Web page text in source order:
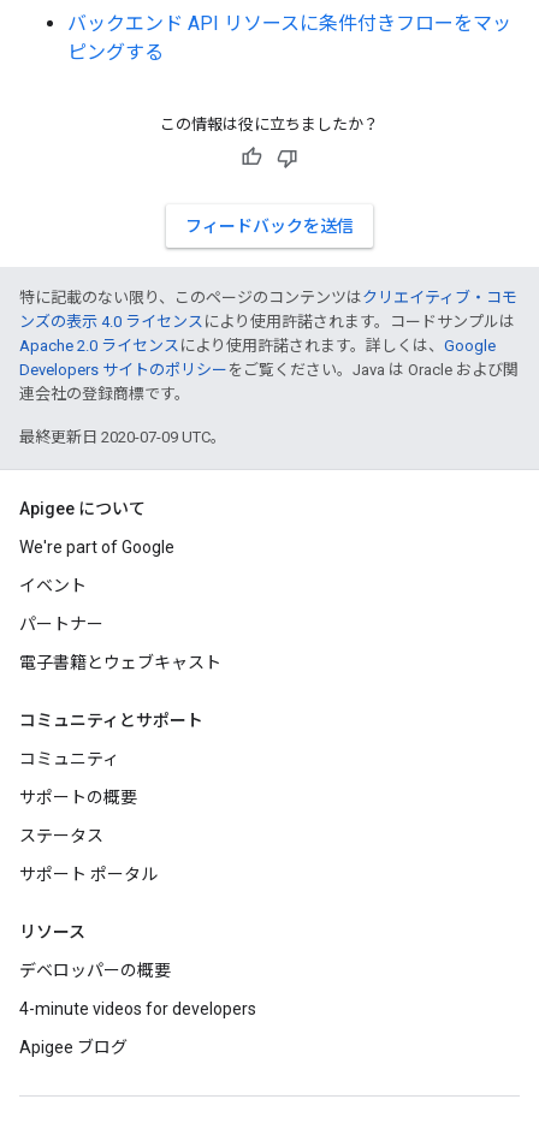
バックエンド API リソースに条件付きフローをマッ
ピングする
この情報は役に立ちましたか？
フィードバックを送信
特に記載のない限り、このページのコンテンツはクリエイティブ・コモ
ンズの表示 4.0 ライセンス により使用許諾されます。コードサンプルは
Apache 2.0 ライセンス により使用許諾されます。詳しくは、 Google
Developers サイトのポリシー をご覧ください。Java は Oracle および関
連会社の登録商標です。
最終更新日 2020-07-09 UTC。
Apigee について
We're part of Google
イベント
パートナー
電子書籍とウェブキャスト
コミュニティとサポート
コミュニティ
サポートの概要
ステータス
サポート ポータル
リソース
デベロッパーの概要
4-minute videos for developers
Apigee ブログ